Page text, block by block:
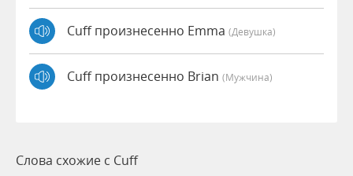
Cuff произнесенно Emma (девушка)
Cuff произнесенно Brian (мужчина)
Слова схожие с Cuff